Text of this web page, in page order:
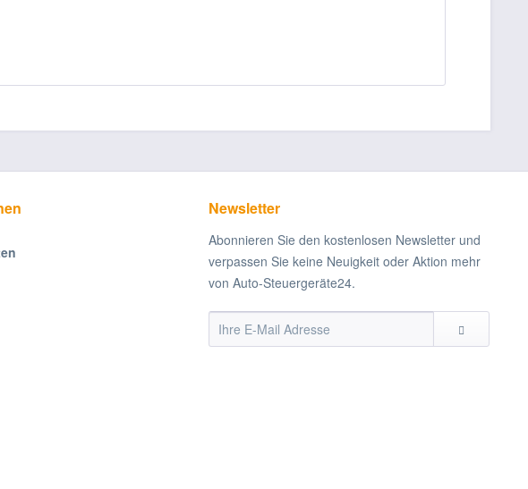
Newsletter
Abonnieren Sie den kostenlosen Newsletter und
verpassen Sie keine Neuigkeit oder Aktion mehr
von Auto-Steuergeräte24.